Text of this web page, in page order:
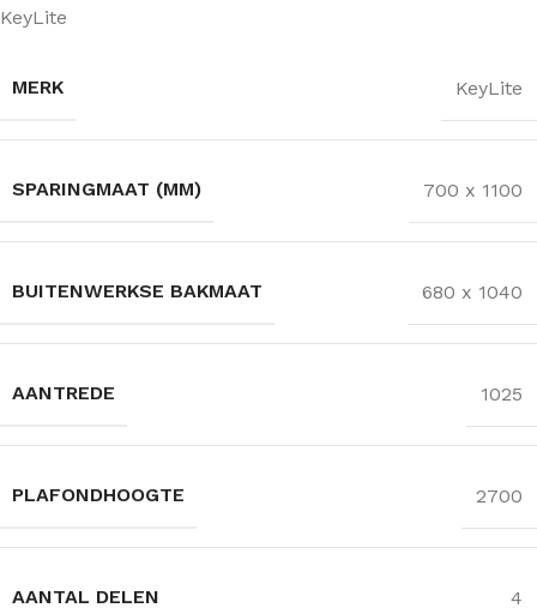
KeyLite
MERK KeyLite
SPARINGMAAT (MM) 700 x 1100
BUITENWERKSE BAKMAAT 680 x 1040
AANTREDE 1025
PLAFONDHOOGTE 2700
AANTAL DELEN 4